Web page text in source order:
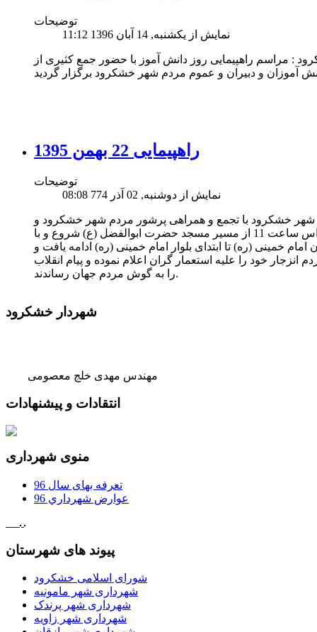
توضیحات
نمایش از یکشنبه, 14 آبان 1396 11:12
: مراسم راهپیمایی روز دانش آموز با حضور جمع کثیری از
راهپیمایی 22 بهمن 1395
توضیحات
نمایش از دوشنبه, 02 آذر 774 08:08
راهپیمایی روز 22 بهمن در شهر خشکرود با تجمع و همراهی پرشور مردم شهر خشکرود و
مسئولین شهر، آموزگاران و دانش آموزان راس ساعت 11 از مسیر مسجد حضرت ابوالفضل (ع) شروع و با
خمینی (ره) تا ابتدای بلوار امام خمینی (ره) ادامه یافت و
انزجار خود را علیه استعمار گران اعلام نموده و پیام انقلاب
را به گوش مردم جهان رساندند.
شهردار خشکرود
مهندس مهدی خلج معصومی
انتقادات و پیشنهادات
منوی شهرداری
تعرفه بهای سال 96
عوارض شهرداري 96
پیوند های شهرستان
شورای اسلامی خشکرود
شهرداری شهر مامونیه
شهرداری شهر پرندک
شهرداری شهر زاویه